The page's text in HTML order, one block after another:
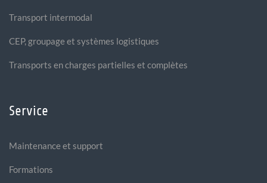
Transport intermodal
CEP, groupage et systèmes logistiques
Transports en charges partielles et complètes
Service
Maintenance et support
Formations